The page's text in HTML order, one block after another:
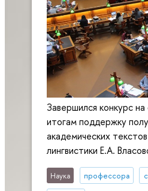
Завершился конкурс
итогам поддержку
академических
лингвистики Е.А.
Наука профессора